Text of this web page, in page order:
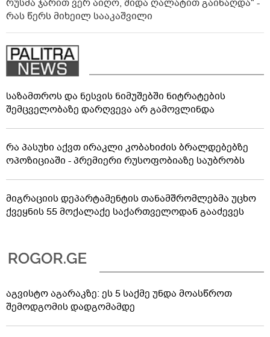
რუსმა ჯარით ვერ აიღო, შიდა ღალატით გაინაღდა" -
რას წერს მიხეილ სააკაშვილი
საზამთროს და ნესვის ნიმუშებში ნიტრატების
შემცველობაზე დარღვევა არ გამოვლინდა
რა პასუხი აქვთ ირაკლი კობახიძის ბრალდებებზე
ოპოზიციაში - პრემიერი რუსოფობიაზე საუბრობს
მიგრაციის დეპარტამენტის თანამშრომლებმა უცხო
ქვეყნის 55 მოქალაქე საქართველოდან გააძევეს
აგვისტო აგარაკზე: ეს 5 საქმე უნდა მოასწროთ
შემოდგომის დადგომამდე